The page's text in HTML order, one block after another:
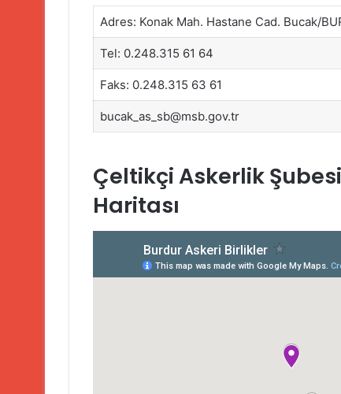
Adres: Konak Mah. Hastane Cad. Bucak/
Tel: 0.248.315 61 64
Faks: 0.248.315 63 61
bucak_as_sb@msb.gov.tr
Çeltikçi Askerlik
Haritası